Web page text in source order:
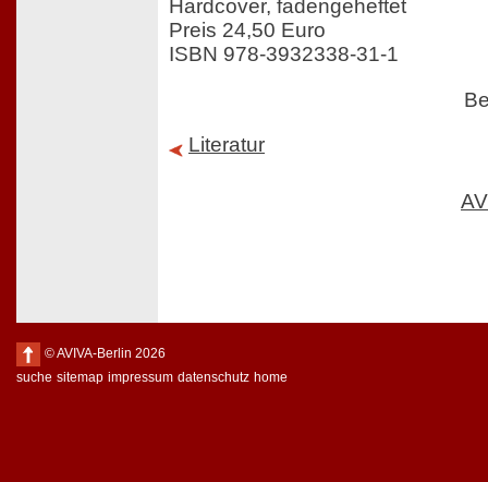
Hardcover, fadengeheftet
Preis 24,50 Euro
ISBN 978-3932338-31-1
Literatur
© AVIVA-Berlin 2026
suche sitemap impressum datenschutz home